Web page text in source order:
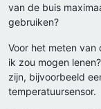
van de buis
gebruiken?
Voor het meten
ik zou mogen
zijn, bijvoorbeeld
temperatuursensor.